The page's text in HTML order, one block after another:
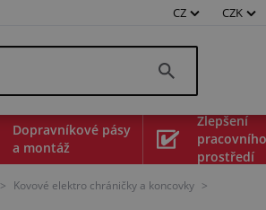
CZ CZK
Dopravníkové pásy
a montáž
Zlepšení
pracovního
prostředí
> Kovové elektro chráničky a koncovky >